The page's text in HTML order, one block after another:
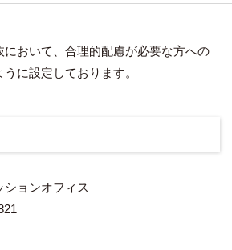
おいて、合理的配慮が必要な方への
に設定しております。
ョンオフィス